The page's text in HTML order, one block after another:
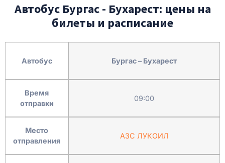
Автобус Бургас - Бухарест: цены на
билеты и расписание
Автобус
Время
отправки
Место
отправления
Бургас – Бухарест
09:00
АЗС ЛУКОИЛ